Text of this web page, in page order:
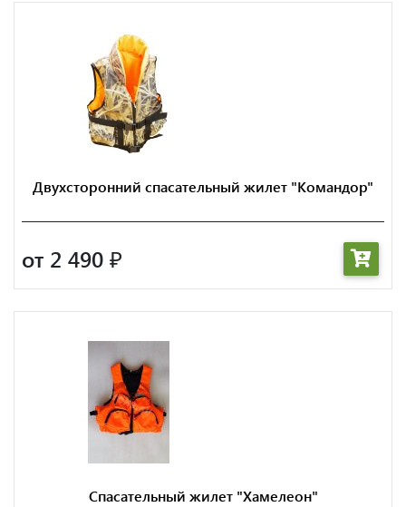
Двухсторонний спасательный жилет "Командор"
от 2 490 ₽
Спасательный жилет "Хамелеон"